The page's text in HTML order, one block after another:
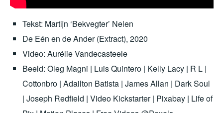
Tekst: Martijn ‘Bekvegter’ Nelen
De Eén en de Ander (Extract), 2020
Video: Aurélie Vandecasteele
Beeld: Oleg Magni | Luis Quintero | Kelly Lacy | R L |
Cottonbro | Adailton Batista | James Allan | Dark Soul
| Joseph Redfield | Video Kickstarter | Pixabay | Life of